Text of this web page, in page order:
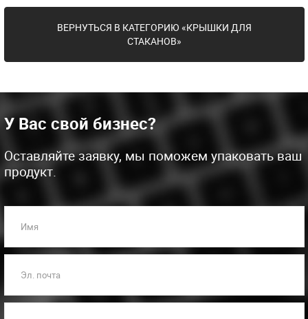
ВЕРНУТЬСЯ В КАТЕГОРИЮ «КРЫШКИ ДЛЯ
СТАКАНОВ»
У Вас свой бизнес?
Оставляйте заявку, мы поможем упаковать ваш
продукт.
Имя
Эл. почта